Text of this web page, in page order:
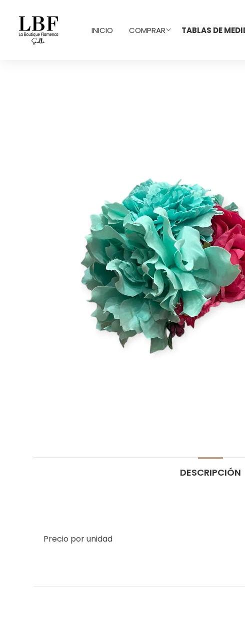
INICIO COMPRAR TABLAS DE
DESCRIPCIÓN
Precio por unidad